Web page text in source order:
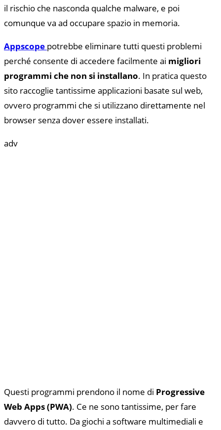
il rischio che nasconda qualche malware, e poi
comunque va ad occupare spazio in memoria.
Appscope potrebbe eliminare tutti questi problemi
perché consente di accedere facilmente ai migliori
programmi che non si installano. In pratica questo
sito raccoglie tantissime applicazioni basate sul web,
ovvero programmi che si utilizzano direttamente nel
browser senza dover essere installati.
adv
Questi programmi prendono il nome di Progressive
Web Apps (PWA). Ce ne sono tantissime, per fare
davvero di tutto. Da giochi a software multimediali e